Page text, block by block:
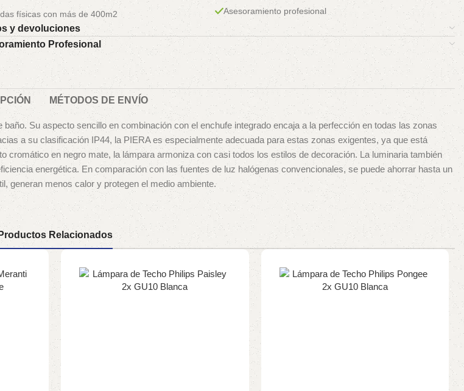
físicas con más de 400m2 Asesoramiento profesional
y devoluciones
Profesional
MÉTODOS DE ENVÍO
Su aspecto sencillo en combinación con el enchufe integrado encaja a la perfección en todas las zonas
a su clasificación IP44, la PIERA es especialmente adecuada para estas zonas exigentes, ya que está
en negro mate, la lámpara armoniza con casi todos los estilos de decoración. La luminaria también
energética. En comparación con las fuentes de luz halógenas convencionales, se puede ahorrar hasta un
generan menos calor y protegen el medio ambiente.
Productos Relacionados